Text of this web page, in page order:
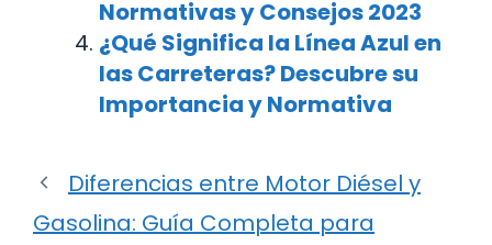
Normativas y Consejos 2023
¿Qué Significa la Línea Azul en
las Carreteras? Descubre su
Importancia y Normativa
Diferencias entre Motor Diésel y
Gasolina: Guía Completa para